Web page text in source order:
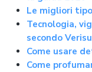
Le migliori
Tecnologia,
secondo
Come usare
Come